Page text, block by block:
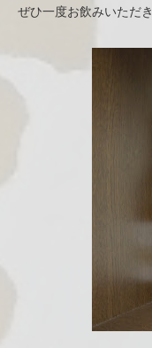
ぜひ一度お飲みいただ